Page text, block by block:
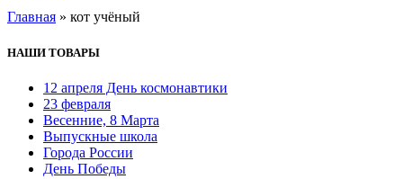
Главная » кот учёный
НАШИ ТОВАРЫ
12 апреля День космонавтики
23 февраля
Весенние, 8 Марта
Выпускные школа
Города России
День Победы